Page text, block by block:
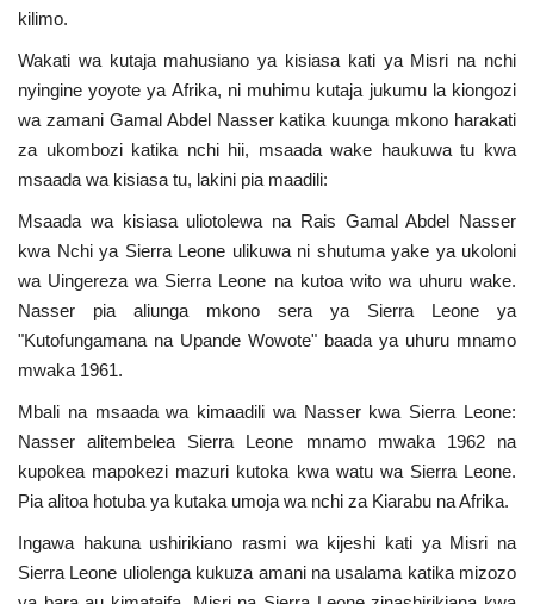
French
kilimo.
Wakati wa kutaja mahusiano ya kisiasa kati ya Misri na nchi
nyingine yoyote ya Afrika, ni muhimu kutaja jukumu la kiongozi
wa zamani Gamal Abdel Nasser katika kuunga mkono harakati
za ukombozi katika nchi hii, msaada wake haukuwa tu kwa
msaada wa kisiasa tu, lakini pia maadili:
Msaada wa kisiasa uliotolewa na Rais Gamal Abdel Nasser
kwa Nchi ya Sierra Leone ulikuwa ni shutuma yake ya ukoloni
wa Uingereza wa Sierra Leone na kutoa wito wa uhuru wake.
Nasser pia aliunga mkono sera ya Sierra Leone ya
"Kutofungamana na Upande Wowote" baada ya uhuru mnamo
mwaka 1961.
Mbali na msaada wa kimaadili wa Nasser kwa Sierra Leone:
Nasser alitembelea Sierra Leone mnamo mwaka 1962 na
kupokea mapokezi mazuri kutoka kwa watu wa Sierra Leone.
Pia alitoa hotuba ya kutaka umoja wa nchi za Kiarabu na Afrika.
Ingawa hakuna ushirikiano rasmi wa kijeshi kati ya Misri na
Sierra Leone uliolenga kukuza amani na usalama katika mizozo